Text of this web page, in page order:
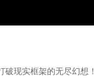
破现实框架的无尽幻想！